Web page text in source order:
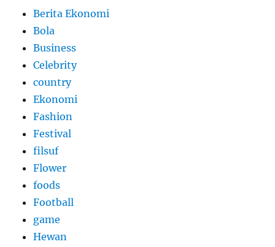
Berita Ekonomi
Bola
Business
Celebrity
country
Ekonomi
Fashion
Festival
filsuf
Flower
foods
Football
game
Hewan